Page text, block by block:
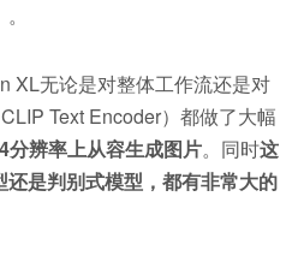
XL无论是对整体工作流还是对
Text Encoder）都做了大幅
分辨率上从容生成图片。同时这
是判别式模型，都有非常大的